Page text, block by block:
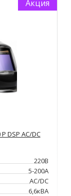
Акция
DSP AC/DC
220В
5-200А
AC/DC
6,6кВА